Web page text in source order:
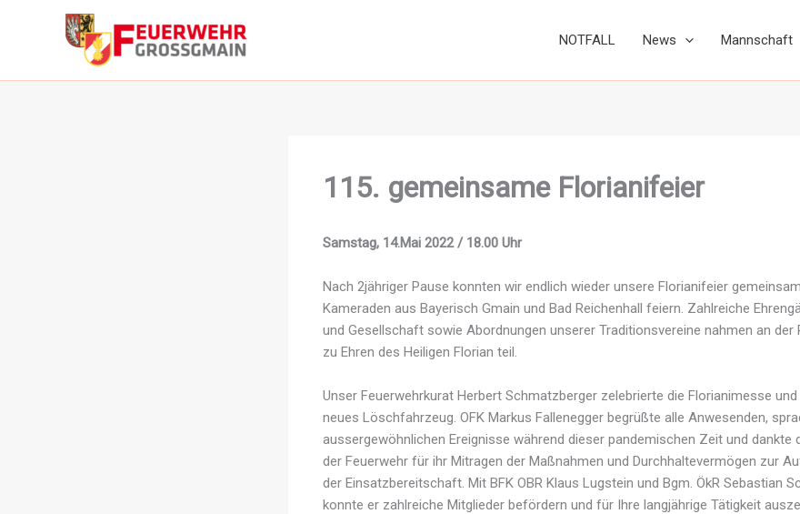
NOTFALL News Mannschaft
115. gemeinsame Florianifeier
Samstag, 14.Mai 2022 / 18.00 Uhr
Nach 2jähriger Pause konnten wir endlich wieder unsere Florianifeier
Kameraden aus Bayerisch Gmain und Bad Reichenhall feiern. Zahlreiche
und Gesellschaft sowie Abordnungen unserer Traditionsvereine nahmen an
zu Ehren des Heiligen Florian teil.
Unser Feuerwehrkurat Herbert Schmatzberger zelebrierte die Florianimesse
neues Löschfahrzeug. OFK Markus Fallenegger begrüßte alle Anwesenden,
aussergewöhnlichen Ereignisse während dieser pandemischen Zeit und dankte
der Feuerwehr für ihr Mitragen der Maßnahmen und Durchhaltevermögen zur
der Einsatzbereitschaft. Mit BFK OBR Klaus Lugstein und Bgm. ÖkR Sebastian
konnte er zahlreiche Mitglieder befördern und für Ihre langjährige Tätigkeit